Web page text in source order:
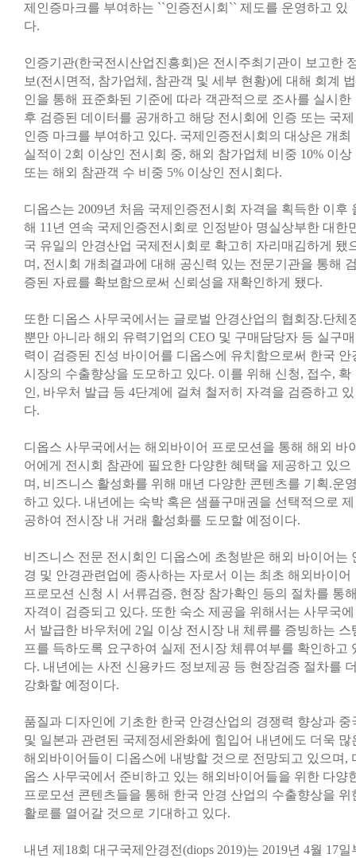
제인증마크를 부여하는 ``인증전시회`` 제도를 운영하고 있
다.
인증기관(한국전시산업진흥회)은 전시주최기관이 보고한
보(전시면적, 참가업체, 참관객 및 세부 현황)에 대해 회계 법
인을 통해 표준화된 기준에 따라 객관적으로 조사를 실시한
후 검증된 데이터를 공개하고 해당 전시회에 인증 또는 국제
인증 마크를 부여하고 있다. 국제인증전시회의 대상은 개최
실적이 2회 이상인 전시회 중, 해외 참가업체 비중 10% 이상
또는 해외 참관객 수 비중 5% 이상인 전시회다.
디옵스는 2009년 처음 국제인증전시회 자격을 획득한 이후
해 11년 연속 국제인증전시회로 인정받아 명실상부한 대한
국 유일의 안경산업 국제전시회로 확고히 자리매김하게 됐
며, 전시회 개최결과에 대해 공신력 있는 전문기관을 통해
증된 자료를 확보함으로써 신뢰성을 재확인하게 됐다.
또한 디옵스 사무국에서는 글로벌 안경산업의 협회장.단체
뿐만 아니라 해외 유력기업의 CEO 및 구매담당자 등 실구매
력이 검증된 진성 바이어를 디옵스에 유치함으로써 한국 안
시장의 수출향상을 도모하고 있다. 이를 위해 신청, 접수, 확
인, 바우처 발급 등 4단계에 걸쳐 철저히 자격을 검증하고 있
다.
디옵스 사무국에서는 해외바이어 프로모션을 통해 해외 바
어에게 전시회 참관에 필요한 다양한 혜택을 제공하고 있으
며, 비즈니스 활성화를 위해 매년 다양한 콘텐츠를 기획.운
하고 있다. 내년에는 숙박 혹은 샘플구매권을 선택적으로 제
공하여 전시장 내 거래 활성화를 도모할 예정이다.
비즈니스 전문 전시회인 디옵스에 초청받은 해외 바이어는
경 및 안경관련업에 종사하는 자로서 이는 최초 해외바이어
프로모션 신청 시 서류검증, 현장 참가확인 등의 절차를 통
자격이 검증되고 있다. 또한 숙소 제공을 위해서는 사무국에
서 발급한 바우처에 2일 이상 전시장 내 체류를 증빙하는 스
프를 득하도록 요구하여 실제 전시장 체류여부를 확인하고
다. 내년에는 사전 신용카드 정보제공 등 현장검증 절차를
강화할 예정이다.
품질과 디자인에 기초한 한국 안경산업의 경쟁력 향상과 중
및 일본과 관련된 국제정세완화에 힘입어 내년에도 더욱 많
해외바이어들이 디옵스에 내방할 것으로 전망되고 있으며,
옵스 사무국에서 준비하고 있는 해외바이어들을 위한 다양
프로모션 콘텐츠들을 통해 한국 안경 산업의 수출향상을 위
활로를 열어갈 것으로 기대하고 있다.
내년 제18회 대구국제안경전(diops 2019)는 2019년 4월 17일